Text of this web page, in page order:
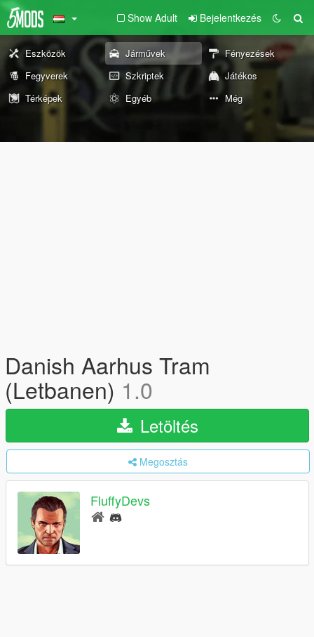
Show Adult Bejelentkezés
Eszközök Járművek
Fényezések
Fegyverek
Szkriptek
Játékos
Térképek
Egyéb Még
Danish Aarhus Tram
(Letbanen) 1.0
Letöltés
Megosztás
FluffyDevs